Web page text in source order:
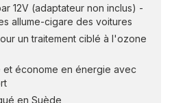
12V (adaptateur non inclus) -
allume-cigare des voitures
un traitement ciblé à l'ozone
économe en énergie avec
en Suède